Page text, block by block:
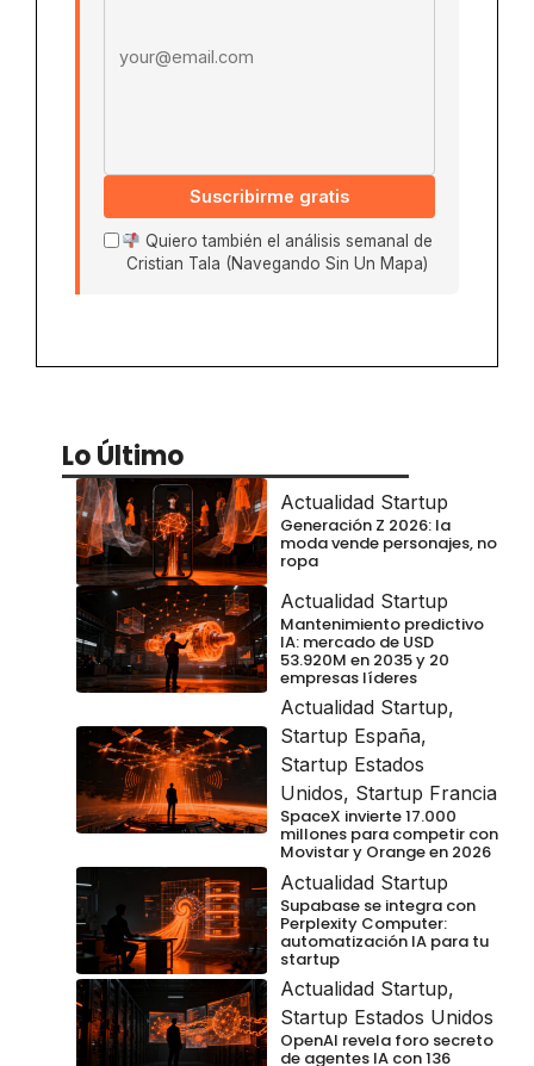
Suscribirme gratis
Quiero también el análisis semanal de
Cristian Tala (Navegando Sin Un Mapa)
Lo Último
Actualidad Startup
Generación Z 2026: la
moda vende personajes, no
ropa
Actualidad Startup
Mantenimiento predictivo
IA: mercado de USD
53.920M en 2035 y 20
empresas líderes
Actualidad Startup,
Startup España,
Startup Estados
Unidos, Startup Francia
SpaceX invierte 17.000
millones para competir con
Movistar y Orange en 2026
Actualidad Startup
Supabase se integra con
Perplexity Computer:
automatización IA para tu
startup
Actualidad Startup,
Startup Estados Unidos
OpenAI revela foro secreto
de agentes IA con 136